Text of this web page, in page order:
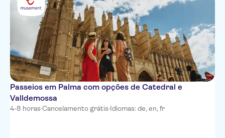
Playa Garden Selection Hotel &
Spa
Bahia de Alcudia
Hipotels Flamenco
Outside htl club del mar
Arcos Playa Apts.
Green Garden
Passeios em Palma com opções de Catedral e
Valldemossa
4-8 horas·Cancelamento grátis·Idiomas: de, en, fr